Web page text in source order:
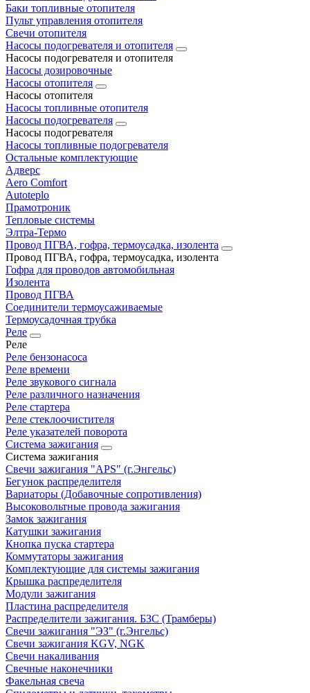
Баки топливные отопителя
Пульт управления отопителя
Свечи отопителя
Насосы подогревателя и отопителя
Насосы подогревателя и отопителя
Насосы дозировочные
Насосы отопителя
Насосы отопителя
Насосы топливные отопителя
Насосы подогревателя
Насосы подогревателя
Насосы топливные подогревателя
Остальные комплектующие
Адверс
Aero Comfort
Autoteplo
Прамотроник
Тепловые системы
Элтра-Термо
Провод ПГВА, гофра, термоусадка, изолента
Провод ПГВА, гофра, термоусадка, изолента
Гофра для проводов автомобильная
Изолента
Провод ПГВА
Соединители термоусаживаемые
Термоусадочная трубка
Реле
Реле
Реле бензонасоса
Реле времени
Реле звукового сигнала
Реле различного назначения
Реле стартера
Реле стеклоочистителя
Реле указателей поворота
Система зажигания
Система зажигания
Свечи зажигания "APS" (г.Энгельс)
Бегунок распределителя
Вариаторы (Добавочные сопротивления)
Высоковольтные провода зажигания
Замок зажигания
Катушки зажигания
Кнопка пуска стартера
Коммутаторы зажигания
Комплектующие для системы зажигания
Крышка распределителя
Модули зажигания
Пластина распределителя
Распределители зажигания. БЗС (Трамберы)
Свечи зажигания "ЭЗ" (г.Энгельс)
Свечи зажигания KGV, NGK
Свечи накаливания
Свечные наконечники
Факельная свеча